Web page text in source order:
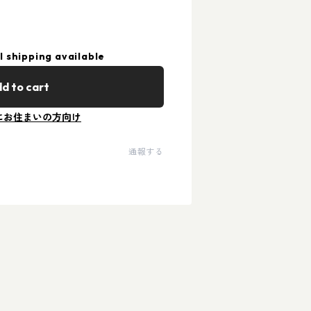
shipping available
to cart
お住まいの方向け
通報する